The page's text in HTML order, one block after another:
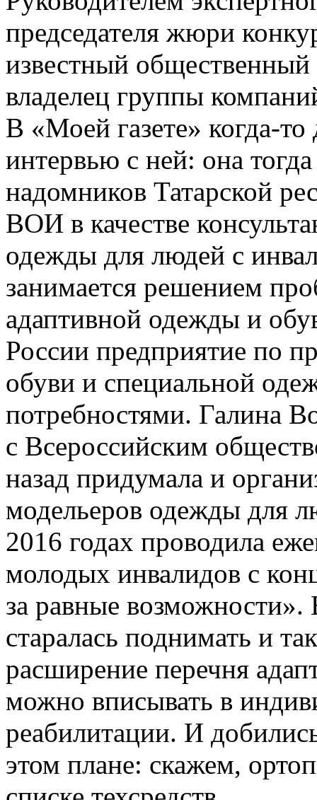
председателя жюри
известный общественный
владелец группы
В «Моей газете» когда-
интервью с ней: она
надомников Татарской
ВОИ в качестве
одежды для людей с
занимается решением
адаптивной одежды и
России предприятие по
обуви и специальной
потребностями. Галина
с Всероссийским
назад придумала и
модельеров одежды для
2016 годах проводила
молодых инвалидов с
за равные
старалась поднимать и
расширение перечня
можно вписывать в
реабилитации. И
этом плане: скажем,